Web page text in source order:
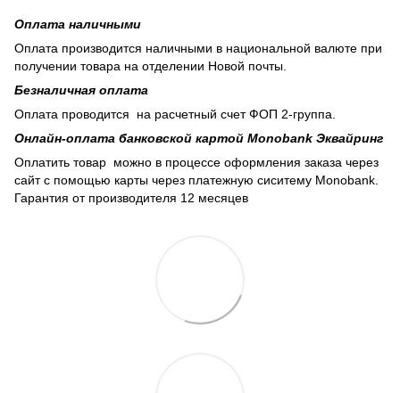
Оплата наличными
Оплата производится наличными в национальной валюте при
получении товара на отделении Новой почты.
Безналичная оплата
Оплата проводится на расчетный счет ФОП 2-группа.
Онлайн-оплата банковской картой Monobank Эквайринг
Оплатить товар можно в процессе оформления заказа через
сайт с помощью карты через платежную сиситему Monobank.
Гарантия от производителя 12 месяцев